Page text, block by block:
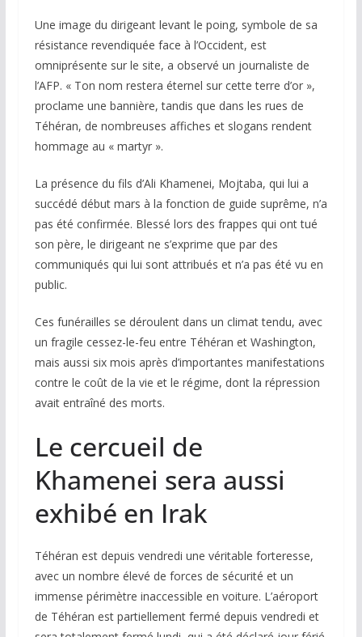
Une image du dirigeant levant le poing, symbole de sa
résistance revendiquée face à l’Occident, est
omniprésente sur le site, a observé un journaliste de
l’AFP. « Ton nom restera éternel sur cette terre d’or »,
proclame une bannière, tandis que dans les rues de
Téhéran, de nombreuses affiches et slogans rendent
hommage au « martyr ».
La présence du fils d’Ali Khamenei, Mojtaba, qui lui a
succédé début mars à la fonction de guide suprême, n’a
pas été confirmée. Blessé lors des frappes qui ont tué
son père, le dirigeant ne s’exprime que par des
communiqués qui lui sont attribués et n’a pas été vu en
public.
Ces funérailles se déroulent dans un climat tendu, avec
un fragile cessez-le-feu entre Téhéran et Washington,
mais aussi six mois après d’importantes manifestations
contre le coût de la vie et le régime, dont la répression
avait entraîné des morts.
Le cercueil de
Khamenei sera aussi
exhibé en Irak
Téhéran est depuis vendredi une véritable forteresse,
avec un nombre élevé de forces de sécurité et un
immense périmètre inaccessible en voiture. L’aéroport
de Téhéran est partiellement fermé depuis vendredi et